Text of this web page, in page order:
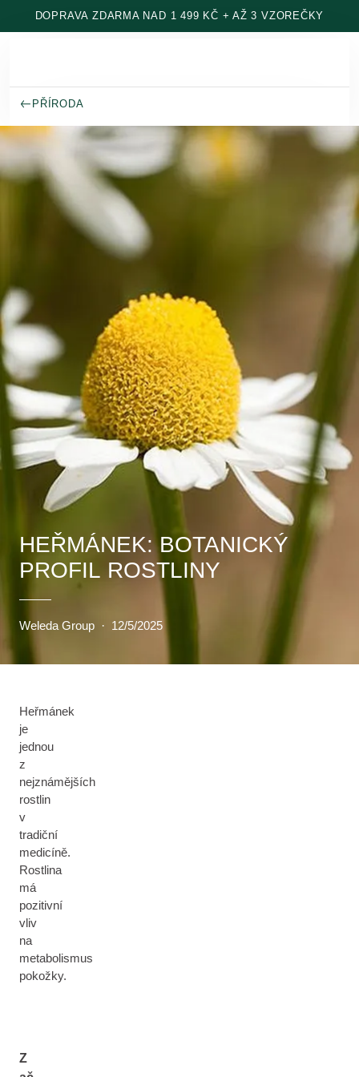
Přeskočit na hlavní obsah
DOPRAVA ZDARMA NAD 1 499 KČ + AŽ 3 VZOREČKY
PŘÍRODA
HEŘMÁNEK: BOTANICKÝ
PROFIL ROSTLINY
Weleda Group · 12/5/2025
Heřmánek
je
jednou
z
nejznámějších
rostlin
v
tradiční
medicíně.
Rostlina
má
pozitivní
vliv
na
metabolismus
pokožky.
Z